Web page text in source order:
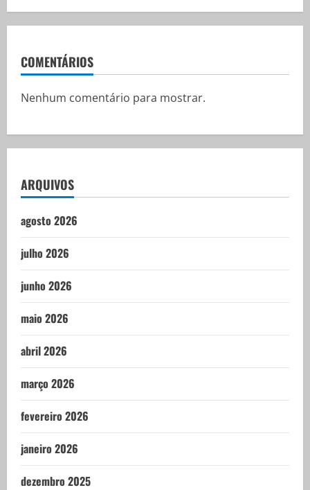
COMENTÁRIOS
Nenhum comentário para mostrar.
ARQUIVOS
agosto 2026
julho 2026
junho 2026
maio 2026
abril 2026
março 2026
fevereiro 2026
janeiro 2026
dezembro 2025